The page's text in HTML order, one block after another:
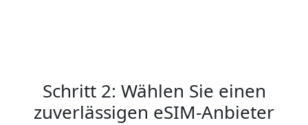
Schritt 2: Wählen Sie einen
zuverlässigen eSIM-Anbieter